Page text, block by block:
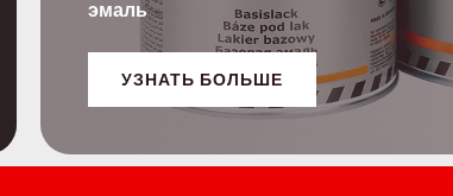
эмаль
УЗНАТЬ БОЛЬШЕ